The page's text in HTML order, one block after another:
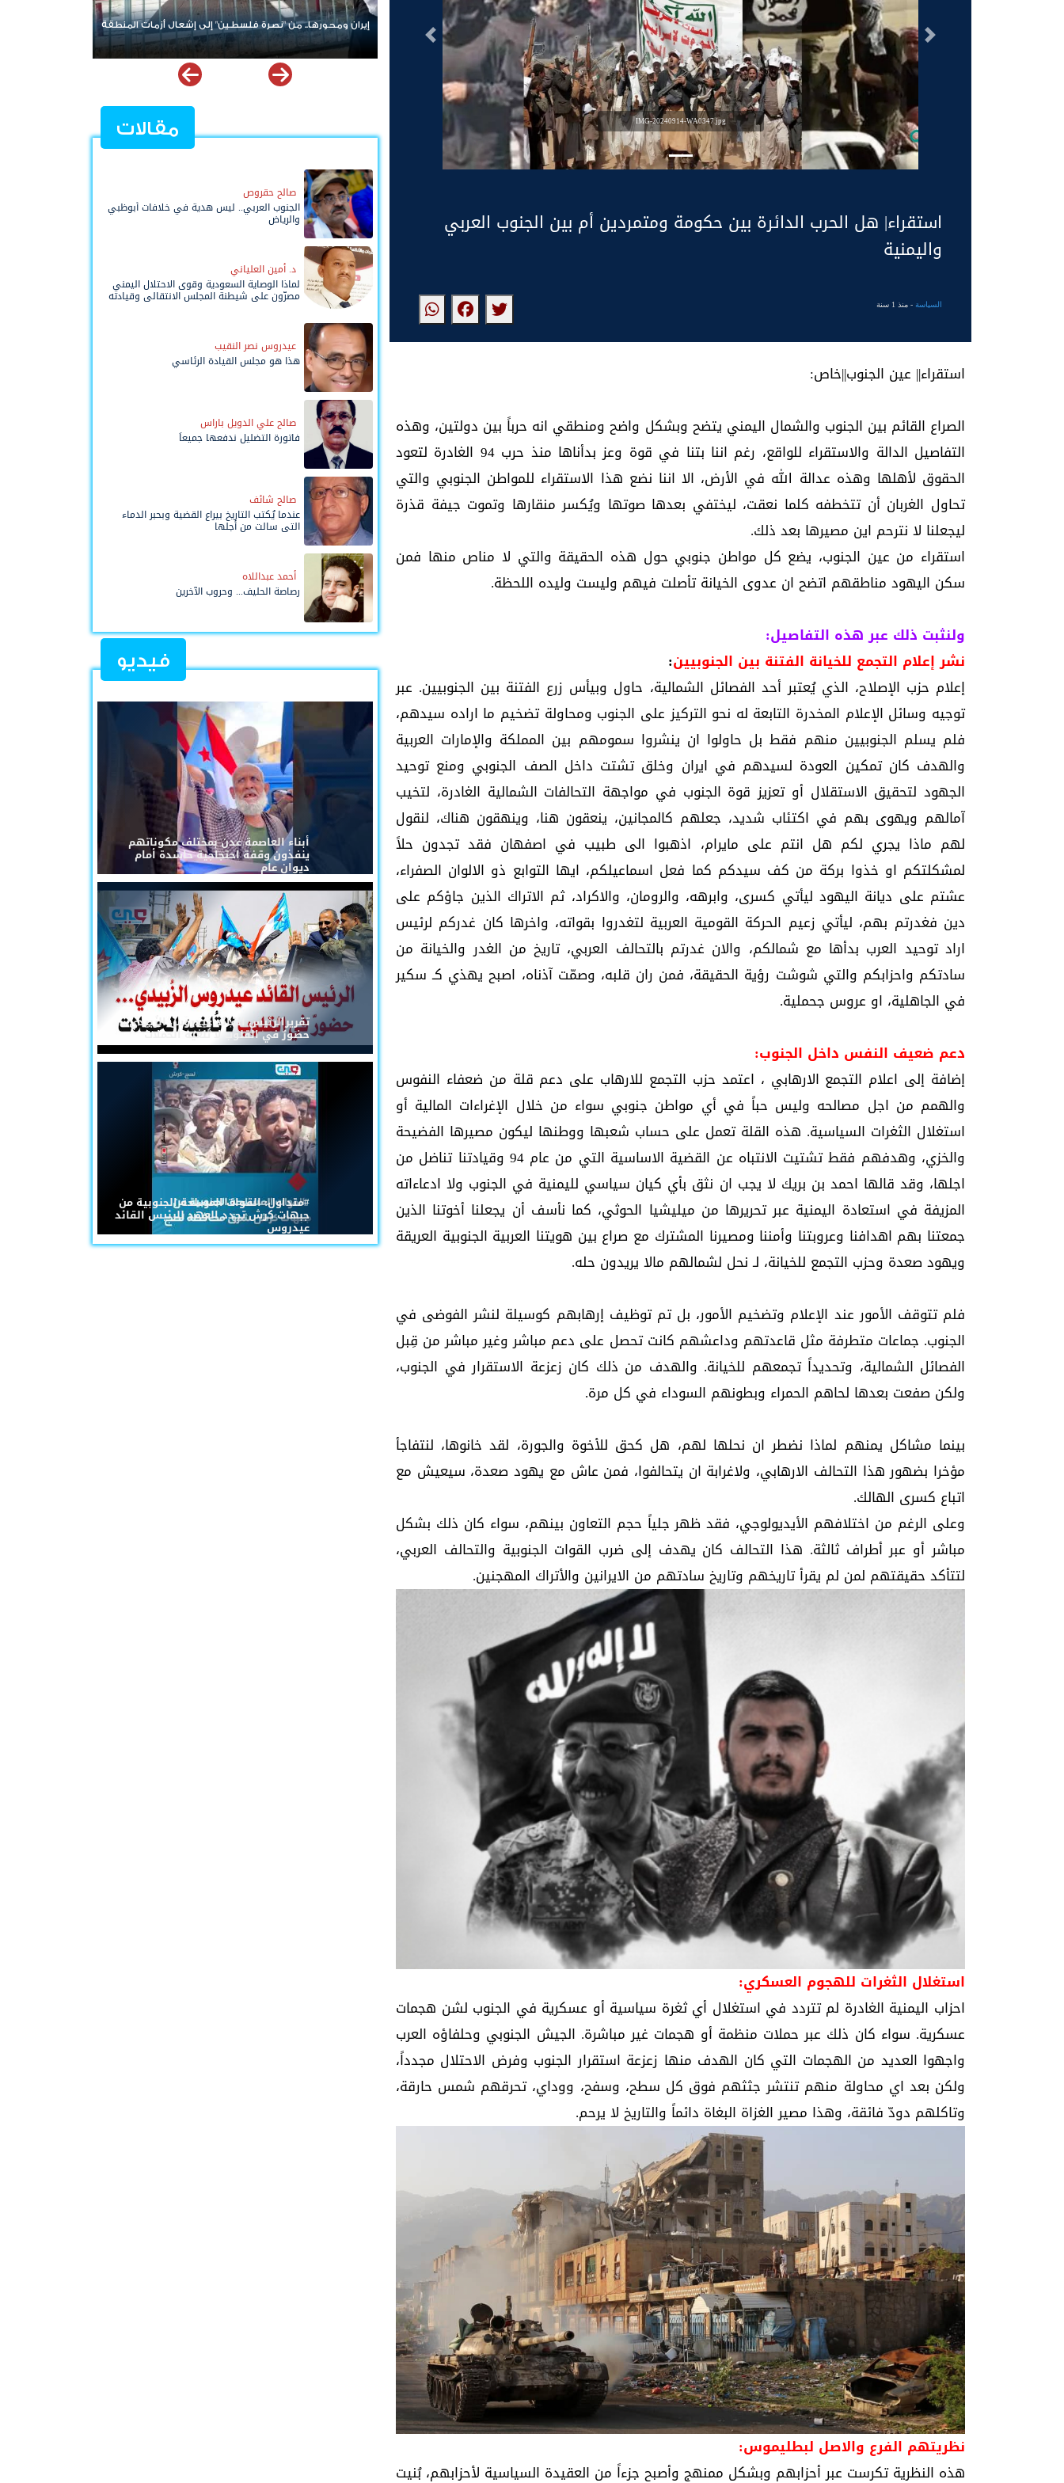
IMG-20240914-WA0347.jpg
التالى السابق
استقراء| هل الحرب الدائرة بين حكومة ومتمردين أم بين الجنوب العربي
واليمنية
السياسة- منذ 1 سنة
استقراء|| عين الجنوب||خاص:
الصراع القائم بين الجنوب والشمال اليمني يتضح وبشكل واضح ومنطقي انه حرباً بين دولتين، وهذه
التفاصيل الدالة والاستقراء للواقع، رغم اننا بتنا في قوة وعز بدأناها منذ حرب 94 الغادرة لتعود
الحقوق لأهلها وهذه عدالة الله في الأرض، الا اننا نضع هذا الاستقراء للمواطن الجنوبي والتي
تحاول الغربان أن تتخطفه كلما نعقت، ليختفي بعدها صوتها ويُكسر منقارها وتموت جيفة قذرة
ليجعلنا لا نترحم اين مصيرها بعد ذلك.
استقراء من عين الجنوب، يضع كل مواطن جنوبي حول هذه الحقيقة والتي لا مناص منها فمن
سكن اليهود مناطقهم اتضح ان عدوى الخيانة تأصلت فيهم وليست وليده اللحظة.
ولنثبت ذلك عبر هذه التفاصيل:
نشر إعلام التجمع للخيانة الفتنة بين الجنوبيين:
إعلام حزب الإصلاح، الذي يُعتبر أحد الفصائل الشمالية، حاول وبيأس زرع الفتنة بين الجنوبيين. عبر
توجيه وسائل الإعلام المخدرة التابعة له نحو التركيز على الجنوب ومحاولة تضخيم ما اراده سيدهم،
فلم يسلم الجنوبيين منهم فقط بل حاولوا ان ينشروا سمومهم بين المملكة والإمارات العربية
والهدف كان تمكين العودة لسيدهم في ايران وخلق تشتت داخل الصف الجنوبي ومنع توحيد
الجهود لتحقيق الاستقلال أو تعزيز قوة الجنوب في مواجهة التحالفات الشمالية الغادرة، لتخيب
آمالهم ويهوى بهم في اكتئاب شديد، جعلهم كالمجانين، ينعقون هنا، وينهقون هناك، لنقول
لهم ماذا يجري لكم هل انتم على مايرام، اذهبوا الى طبيب في اصفهان فقد تجدون حلاً
لمشكلتكم او خذوا بركة من كف سيدكم كما فعل اسماعيلكم، ايها التوابع ذو الالوان الصفراء،
عشتم على ديانة اليهود ليأتي كسرى، وابرهه، والرومان، والاكراد، ثم الاتراك الذين جاؤكم على
دين فغدرتم بهم، ليأتي زعيم الحركة القومية العربية لتغدروا بقواته، واخرها كان غدركم لرئيس
اراد توحيد العرب بدأها مع شمالكم، والان غدرتم بالتحالف العربي، تاريخ من الغدر والخيانة من
سادتكم واحزابكم والتي شوشت رؤية الحقيقة، فمن ران قلبه، وصمّت آذناه، اصبح يهذي كـ سكير
في الجاهلية، او عروس جحملية.
دعم ضعيف النفس داخل الجنوب:
إضافة إلى اعلام التجمع الارهابي ، اعتمد حزب التجمع للارهاب على دعم قلة من ضعفاء النفوس
والهمم من اجل مصالحه وليس حباً في أي مواطن جنوبي سواء من خلال الإغراءات المالية أو
استغلال الثغرات السياسية. هذه القلة تعمل على حساب شعبها ووطنها ليكون مصيرها الفضيحة
والخزي، وهدفهم فقط تشتيت الانتباه عن القضية الاساسية التي من عام 94 وقيادتنا تناضل من
اجلها، وقد قالها احمد بن بريك لا يجب ان نثق بأي كيان سياسي لليمنية في الجنوب ولا ادعاءاته
المزيفة في استعادة اليمنية عبر تحريرها من ميليشيا الحوثي، كما نأسف أن يجعلنا أخوتنا الذين
جمعتنا بهم اهدافنا وعروبتنا وأمننا ومصيرنا المشترك مع صراع بين هويتنا العربية الجنوبية العريقة
ويهود صعدة وحزب التجمع للخيانة، لـ نحل لشمالهم مالا يريدون حله.
فلم تتوقف الأمور عند الإعلام وتضخيم الأمور، بل تم توظيف إرهابهم كوسيلة لنشر الفوضى في
الجنوب. جماعات متطرفة مثل قاعدتهم وداعشهم كانت تحصل على دعم مباشر وغير مباشر من قِبل
الفصائل الشمالية، وتحديداً تجمعهم للخيانة. والهدف من ذلك كان زعزعة الاستقرار في الجنوب،
ولكن صفعت بعدها لحاهم الحمراء وبطونهم السوداء في كل مرة.
بينما مشاكل يمنهم لماذا نضطر ان نحلها لهم، هل كحق للأخوة والجورة، لقد خانوها، لنتفاجأ
مؤخرا بضهور هذا التحالف الارهابي، ولاغرابة ان يتحالفوا، فمن عاش مع يهود صعدة، سيعيش مع
اتباع كسرى الهالك.
وعلى الرغم من اختلافهم الأيديولوجي، فقد ظهر جلياً حجم التعاون بينهم، سواء كان ذلك بشكل
مباشر أو عبر أطراف ثالثة. هذا التحالف كان يهدف إلى ضرب القوات الجنوبية والتحالف العربي،
لتتأكد حقيقتهم لمن لم يقرأ تاريخهم وتاريخ سادتهم من الايرانين والأتراك المهجنين.
استغلال الثغرات للهجوم العسكري:
احزاب اليمنية الغادرة لم تتردد في استغلال أي ثغرة سياسية أو عسكرية في الجنوب لشن هجمات
عسكرية. سواء كان ذلك عبر حملات منظمة أو هجمات غير مباشرة. الجيش الجنوبي وحلفاؤه العرب
واجهوا العديد من الهجمات التي كان الهدف منها زعزعة استقرار الجنوب وفرض الاحتلال مجدداً،
ولكن بعد اي محاولة منهم تنتشر جثثهم فوق كل سطح، وسفح، ووداي، تحرقهم شمس حارقة،
وتاكلهم دودّ فائقة، وهذا مصير الغزاة البغاة دائماً والتاريخ لا يرحم.
نظريتهم الفرع والاصل لبطليموس:
هذه النظرية تكرست عبر أحزابهم وبشكل ممنهج وأصبح جزءاً من العقيدة السياسية لأحزابهم، بُنيت
من صنع الأزمة لا يقود الحل؟.. تحالف جديد في باب المندب
يعيد فتح ملف إخفاقات التحالف العربي في اليمن
عودة المواجهة بين
مقالات
صالح حقروص
الجنوب العربي.. ليس هدية في خلافات أبوظبي
والرياض
د. أمين العلياني
لماذا الوصاية السعودية وقوى الاحتلال اليمني
مصرّون على شيطنة المجلس الانتقالي وقيادته
عيدروس نصر النقيب
هذا هو مجلس القيادة الرئاسي
صالح علي الدويل باراس
فاتورة التضليل ندفعها جميعاً
صالح شائف
عندما يُكتب التاريخ بيراع القضية وبحبر الدماء
التي سالت من أجلها
أحمد عبداللاه
رصاصة الحليف... وحروب الآخرين
فيديو
أبناء العاصمة عدن بمختلف مكوناتهم
ينفذون وقفة احتجاجية حاشدة أمام
ديوان عام
تقريرالرئيس القائد عيدروس الزُبيدي...
حضورٌ في القلوب لا تُلغيه الحملات
#متداول: القوات المسلحة الجنوبية من
جبهات كرش تجدد العهد للرئيس القائد
عيدروس